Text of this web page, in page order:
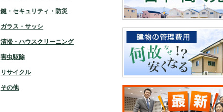
鍵・セキュリティ・防災
ガラス・サッシ
清掃・ハウスクリーニング
害虫駆除
リサイクル
その他